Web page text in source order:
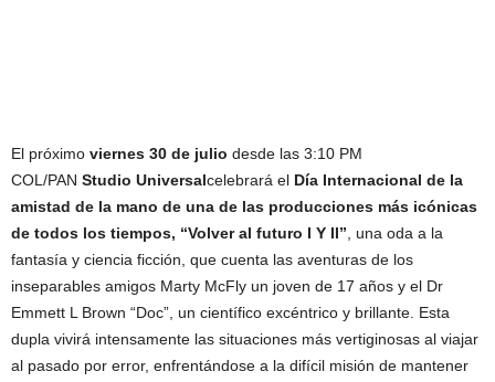
El próximo viernes 30 de julio desde las 3:10 PM
COL/PAN Studio Universalcelebrará el Día Internacional de la
amistad de la mano de una de las producciones más icónicas
de todos los tiempos, “Volver al futuro I Y II”, una oda a la
fantasía y ciencia ficción, que cuenta las aventuras de los
inseparables amigos Marty McFly un joven de 17 años y el Dr
Emmett L Brown “Doc”, un científico excéntrico y brillante. Esta
dupla vivirá intensamente las situaciones más vertiginosas al viajar
al pasado por error, enfrentándose a la difícil misión de mantener